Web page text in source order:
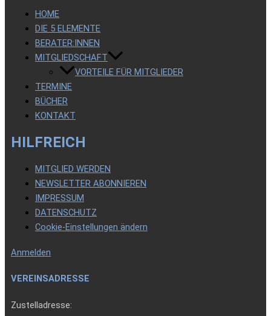
HOME
DIE 5 ELEMENTE
BERATER:INNEN
MITGLIEDSCHAFT
VORTEILE FÜR MITGLIEDER
TERMINE
BÜCHER
KONTAKT
HILFREICH
MITGLIED WERDEN
NEWSLETTER ABONNIEREN
IMPRESSUM
DATENSCHUTZ
Cookie-Einstellungen ändern
Anmelden
VEREINSADRESSE
Zustelladresse: